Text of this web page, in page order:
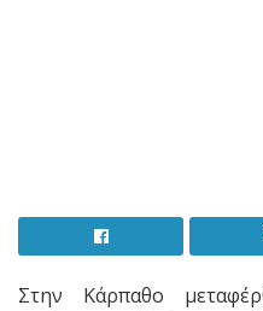
Στην Κάρπαθο